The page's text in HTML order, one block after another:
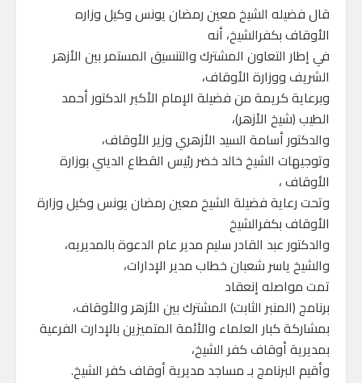
قال فضيله الشيخ معين رمضان يونس وكيل وزاره
الأوقاف بكفرالشيخ، أنه
في إطار التعاون المشترك والتنسيق المستمر بين الأزهر
الشريف ووزارة الأوقاف،
وبرعاية كريمة من فضيلة الإمام الأكبر الدكتور أحمد
الطيب (شيخ الأزهر)،
والدكتور أسامة السيد الأزهري وزير الأوقاف،
وتوجيهات الشيخ خالد خضر رئيس القطاع الديني بوزارة
الأوقاف ،
وتحت رعاية فضيلة الشيخ معين رمضان يونس وكيل وزارة
الأوقاف بكفرالشيخ
والدكتور عبد القادر سليم مدير عام الدعوة بالمديريه،
والشيخ ياسر شعبان خطاب مدير الإدارات،
تمت مواصله إنعقاد
برنامج (المنبر الثابت) المشترك بين الأزهر والأوقاف،
بمشاركة كبار العلماء والأئمة المتميزين بالإدارت الفرعية
بمديرية أوقاف كفر الشيخ،
وأقيم البرنامج بـ مساجد مديرية أوقاف كفر الشيخ.